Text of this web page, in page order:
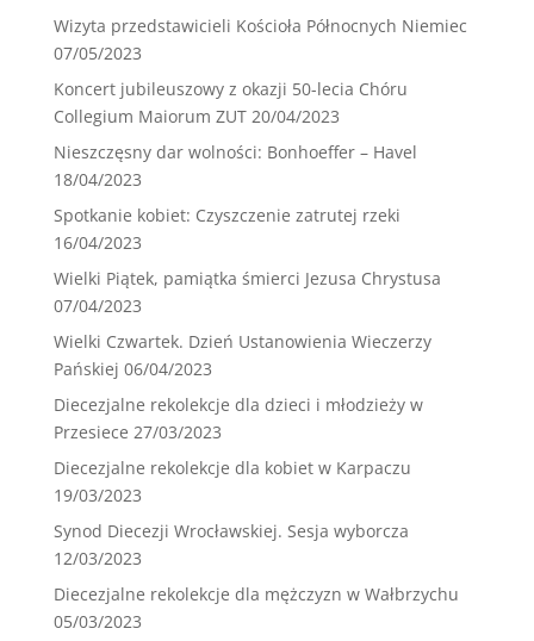
Wizyta przedstawicieli Kościoła Północnych Niemiec
07/05/2023
Koncert jubileuszowy z okazji 50-lecia Chóru
Collegium Maiorum ZUT 20/04/2023
Nieszczęsny dar wolności: Bonhoeffer – Havel
18/04/2023
Spotkanie kobiet: Czyszczenie zatrutej rzeki
16/04/2023
Wielki Piątek, pamiątka śmierci Jezusa Chrystusa
07/04/2023
Wielki Czwartek. Dzień Ustanowienia Wieczerzy
Pańskiej 06/04/2023
Diecezjalne rekolekcje dla dzieci i młodzieży w
Przesiece 27/03/2023
Diecezjalne rekolekcje dla kobiet w Karpaczu
19/03/2023
Synod Diecezji Wrocławskiej. Sesja wyborcza
12/03/2023
Diecezjalne rekolekcje dla mężczyzn w Wałbrzychu
05/03/2023